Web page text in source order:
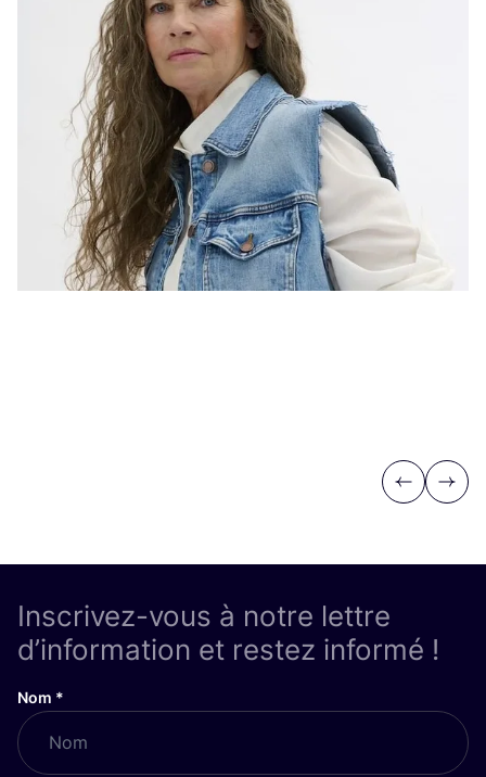
Previous
Next
Inscrivez-vous à notre lettre
d’information et restez informé !
Nom *